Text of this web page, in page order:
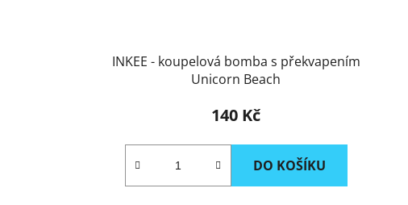
INKEE - koupelová bomba s překvapením
Unicorn Beach
140 Kč
DO KOŠÍKU